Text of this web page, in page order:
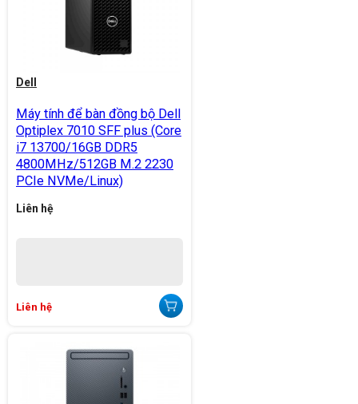
Dell
Máy tính để bàn đồng bộ Dell
Optiplex 7010 SFF plus (Core
i7 13700/16GB DDR5
4800MHz/512GB M.2 2230
PCIe NVMe/Linux)
Liên hệ
Liên hệ